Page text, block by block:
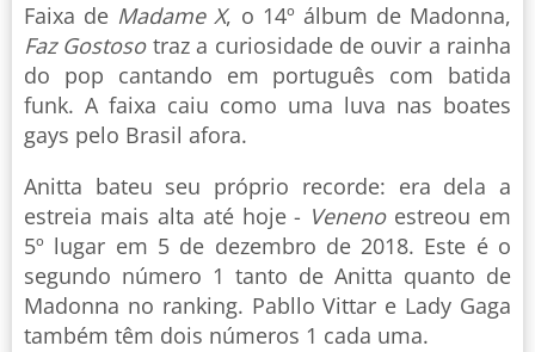
Faixa de Madame X, o 14º álbum de Madonna,
Faz Gostosotraz a curiosidade de ouvir a rainha
do pop cantando em português com batida
funk. A faixa caiu como uma luva nas boates
gays pelo Brasil afora.
Anitta bateu seu próprio recorde: era dela a
estreia mais alta até hoje - Venenoestreou em
5º lugar em 5 de dezembro de 2018. Este é o
segundo número 1 tanto de Anitta quanto de
Madonna no ranking. Pabllo Vittar e Lady Gaga
também têm dois números 1 cada uma.